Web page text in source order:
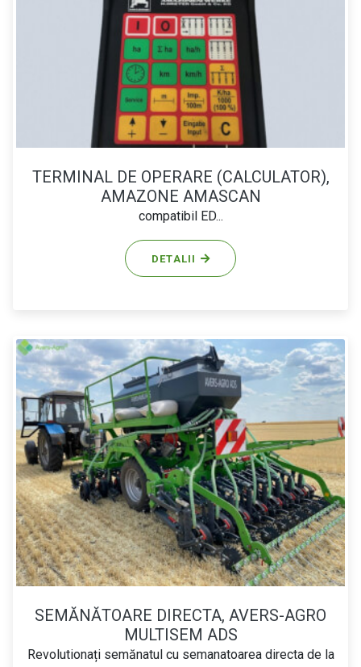
TERMINAL DE OPERARE (CALCULATOR),
AMAZONE AMASCAN
compatibil ED...
DETALII
SEMĂNĂTOARE DIRECTA, AVERS-AGRO
MULTISEM ADS
Revolutionați semănatul cu semanatoarea directa de la